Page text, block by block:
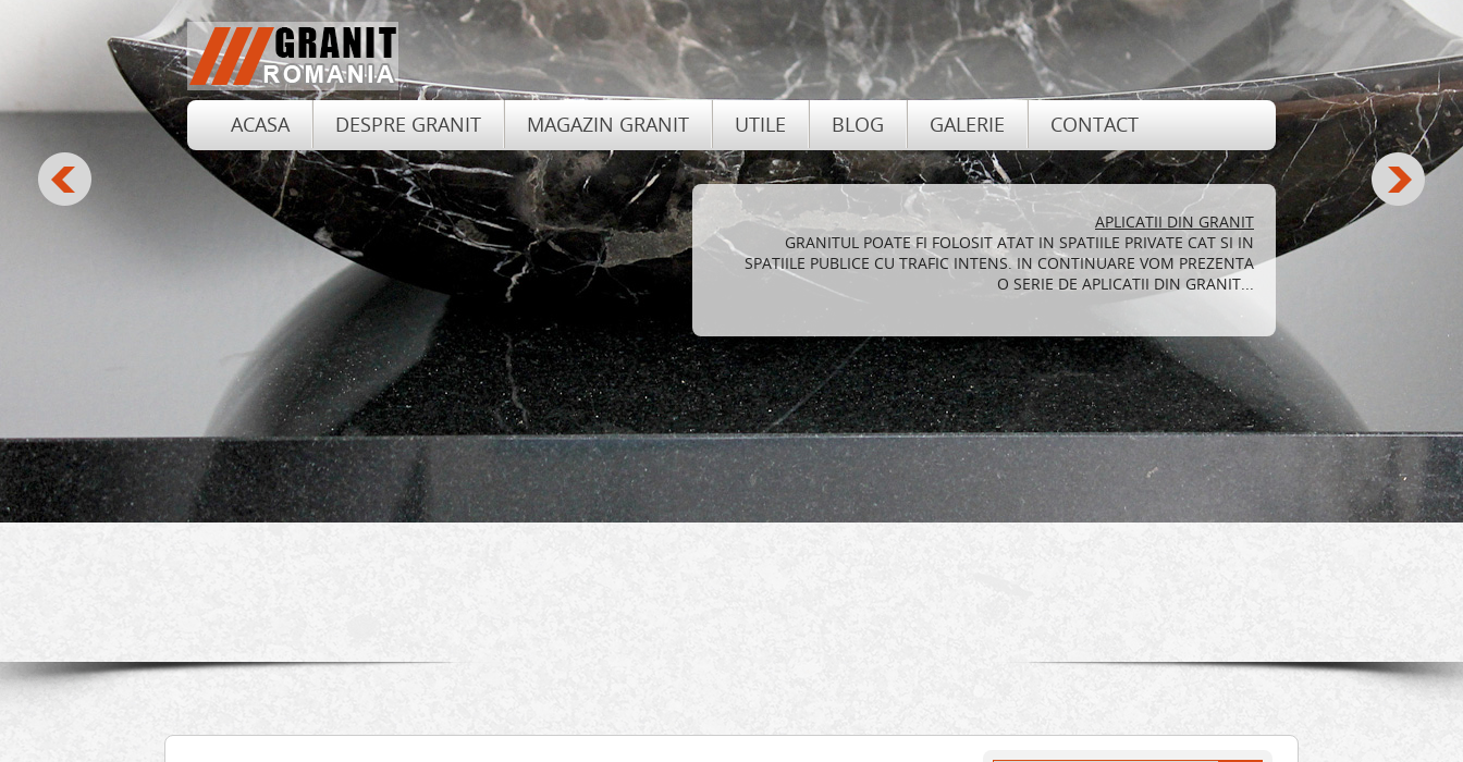
ACASA DESPRE GRANIT MAGAZIN GRANIT UTILE BLOG GALERIE CONTACT
AVANTAJELE SI DEZAVANTAJELE GRANITULUI
FOLOSIREA DE GRANIT PENTRU DECORAREA LOCUINTEI ADUCE, PE
LANGA ELEGANTA SI STIL, O SERIE DE AVANTAJE PE CARE LE VOM
ENUMERA MAI JOS...